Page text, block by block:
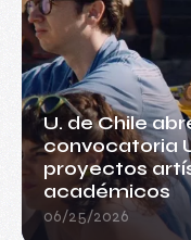
U. de Chile
convocatoria
proyectos
académicos
06/25/2026